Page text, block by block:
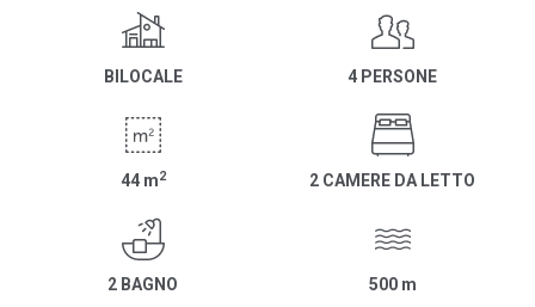
BILOCALE 4 PERSONE
44 m2 2 CAMERE DA LETTO
2 BAGNO 500 m